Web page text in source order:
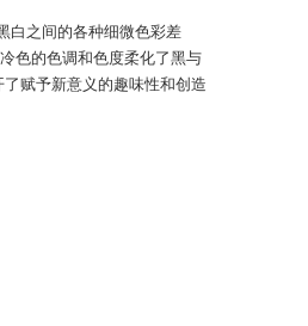
白之间的各种细微色彩差
色的色调和色度柔化了黑与
赋予新意义的趣味性和创造